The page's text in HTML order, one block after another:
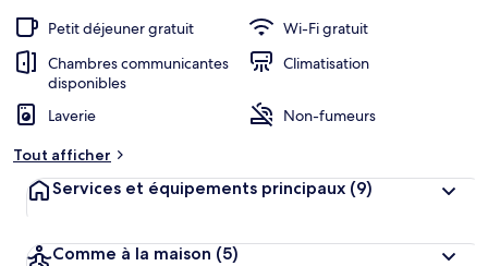
Petit déjeuner gratuit
Wi-Fi gratuit
Chambres communicantes
disponibles
Climatisation
Laverie
Non-fumeurs
Tout afficher
Services et équipements principaux (9)
Comme à la maison (5)